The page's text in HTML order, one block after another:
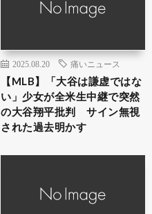
2025.08.20 痛いニュース
【MLB】「大谷は謙虚ではな
い」少女が全米生中継で突然
の大谷翔平批判 サイン無視
された過去明かす